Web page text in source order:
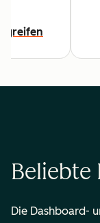
Beliebte
Die Dashboard-